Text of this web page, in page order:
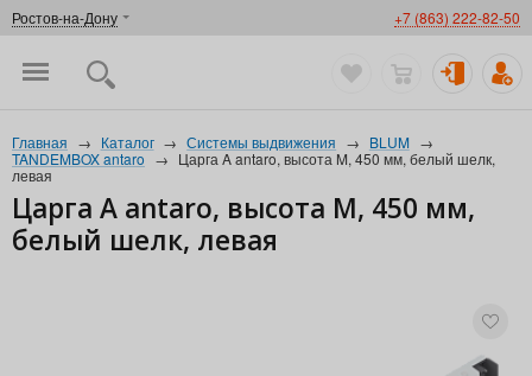
Ростов-на-Дону +7 (863) 222-82-50
Главная → Каталог → Системы выдвижения → BLUM →
TANDEMBOX antaro → Царга A antaro, высота M, 450 мм, белый шелк,
левая
Царга A antaro, высота M, 450 мм,
белый шелк, левая